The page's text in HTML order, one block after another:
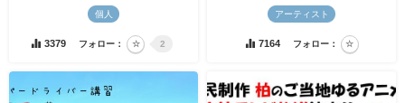
個人
3379 フォロー： 2
アーティスト
7164 フォロー：